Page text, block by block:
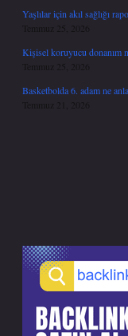
Yaşlılar için akıl sağlığı
Temmuz 25, 2026
Kişisel koruyucu donanım
Temmuz 25, 2026
Basketbolda 6. adam ne
Temmuz 21, 2026